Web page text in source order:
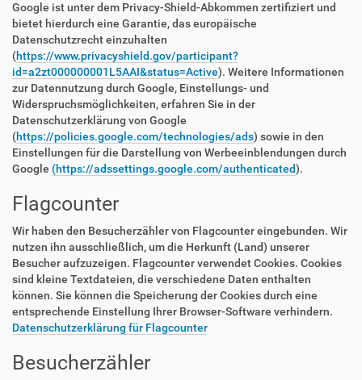
Google ist unter dem Privacy-Shield-Abkommen zertifiziert und
bietet hierdurch eine Garantie, das europäische
Datenschutzrecht einzuhalten
(https://www.privacyshield.gov/participant?
id=a2zt000000001L5AAI&status=Active). Weitere Informationen
zur Datennutzung durch Google, Einstellungs- und
Widerspruchsmöglichkeiten, erfahren Sie in der
Datenschutzerklärung von Google
(https://policies.google.com/technologies/ads) sowie in den
Einstellungen für die Darstellung von Werbeeinblendungen durch
Google (https://adssettings.google.com/authenticated).
Flagcounter
Wir haben den Besucherzähler von Flagcounter eingebunden. Wir
nutzen ihn ausschließlich, um die Herkunft (Land) unserer
Besucher aufzuzeigen. Flagcounter verwendet Cookies. Cookies
sind kleine Textdateien, die verschiedene Daten enthalten
können. Sie können die Speicherung der Cookies durch eine
entsprechende Einstellung Ihrer Browser-Software verhindern.
Datenschutzerklärung für Flagcounter
Besucherzähler